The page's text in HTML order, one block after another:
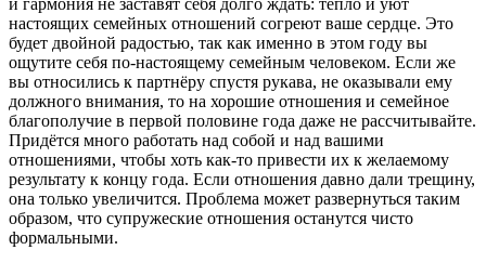
и гармония не заставят себя долго ждать: тепло и уют
настоящих семейных отношений согреют ваше сердце. Это
будет двойной радостью, так как именно в этом году вы
ощутите себя по-настоящему семейным человеком. Если же
вы относились к партнёру спустя рукава, не оказывали ему
должного внимания, то на хорошие отношения и семейное
благополучие в первой половине года даже не рассчитывайте.
Придётся много работать над собой и над вашими
отношениями, чтобы хоть как-то привести их к желаемому
результату к концу года. Если отношения давно дали трещину,
она только увеличится. Проблема может развернуться таким
образом, что супружеские отношения останутся чисто
формальными.